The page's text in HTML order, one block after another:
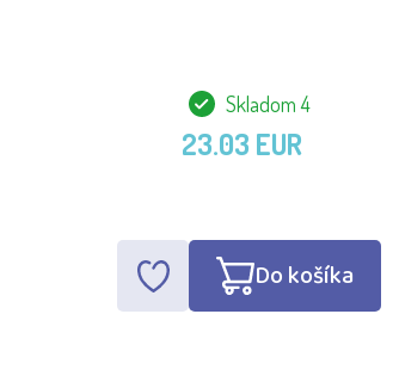
Skladom 4
23.03 EUR
Do košíka